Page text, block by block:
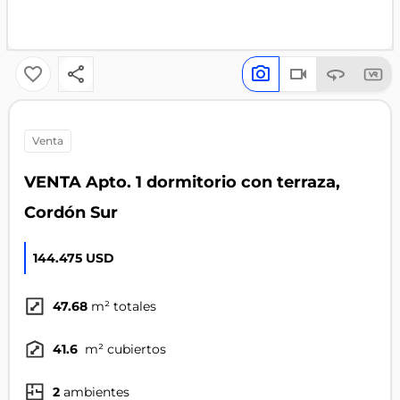
venta
VENTA Apto. 1 dormitorio con terraza,
Cordón Sur
144.475 USD
47.68 m² totales
41.6 m² cubiertos
2 ambientes